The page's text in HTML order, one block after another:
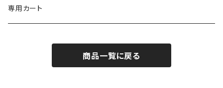
紺染め/Navy
黒染め/Black
その他
濃紺染め/Navy
専用カート
商品一覧に戻る